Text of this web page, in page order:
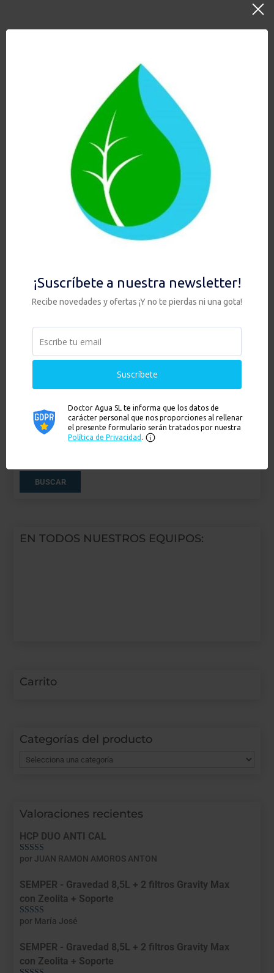
FILTRO DUCHA
SPRITE DE MANO
119,90€
HAY EXISTENCIAS
EQUIPO
ULTRAVIOLETA
HAY EXISTENCIAS
Ver
buscar producto
BUSCAR
EN TODOS NUESTROS EQUIPOS:
Carrito
Categorías del producto
Valoraciones recientes
HCP DUO ANTI CAL
Valorado con
por JUAN RAMON AMOROS ANTON
SEMPER - Gravedad 8,5L + 2 filtros Gravity Max
con Zeolita + Soporte
Valorado con
por María José
SEMPER - Gravedad 8,5L + 2 filtros Gravity Max
con Zeolita + Soporte